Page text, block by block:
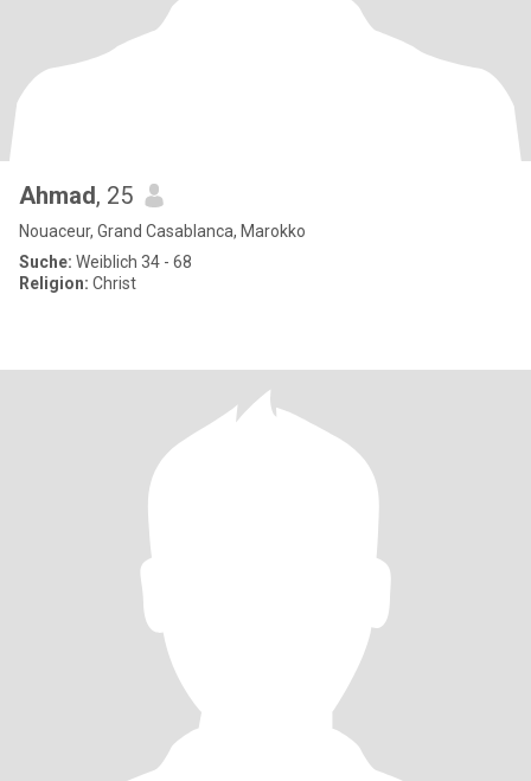
Ahmad, 25
Nouaceur, Grand Casablanca, Marokko
Suche: Weiblich 34 - 68
Religion: Christ